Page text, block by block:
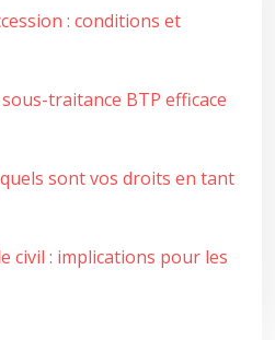
: conditions et
traitance BTP efficace
sont vos droits en tant
civil : implications pour les